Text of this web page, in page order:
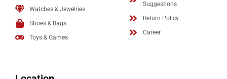
Watches & Jewelries
Shoes & Bags
Toys & Games
Suggestions
Return Policy
Career